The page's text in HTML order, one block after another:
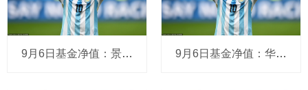
9月6日基金净值：景顺长城沪深300指数增强A最新净值1.848，跌0.75% 9月6日基金净值：华泰保兴尊诚一年定开债最新净值1.1399，涨0.11%